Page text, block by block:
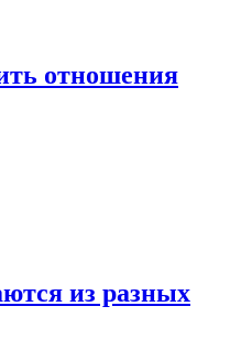
отношения
из разных